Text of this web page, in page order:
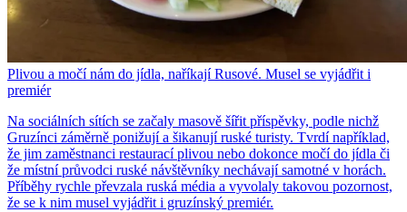
Plivou a močí nám do jídla, naříkají Rusové. Musel se vyjádřit i
premiér
Na sociálních sítích se začaly masově šířit příspěvky, podle nichž
Gruzínci záměrně ponižují a šikanují ruské turisty. Tvrdí například,
že jim zaměstnanci restaurací plivou nebo dokonce močí do jídla či
že místní průvodci ruské návštěvníky nechávají samotné v horách.
Příběhy rychle převzala ruská média a vyvolaly takovou pozornost,
že se k nim musel vyjádřit i gruzínský premiér.